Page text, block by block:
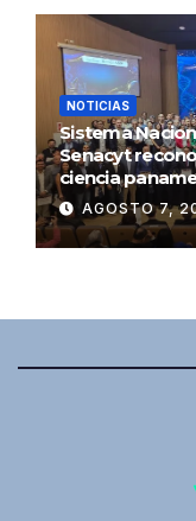
NOTICIAS
Sistema
Senacyt
ciencia
AGOSTO 7,